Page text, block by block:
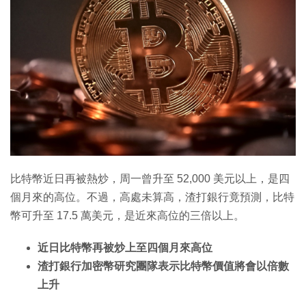
比特幣近日再被熱炒，周一曾升至 52,000 美元以上，是四
個月來的高位。不過，高處未算高，渣打銀行竟預測，比特
幣可升至 17.5 萬美元，是近來高位的三倍以上。
近日比特幣再被炒上至四個月來高位
渣打銀行加密幣研究團隊表示比特幣價值將會以倍數
上升